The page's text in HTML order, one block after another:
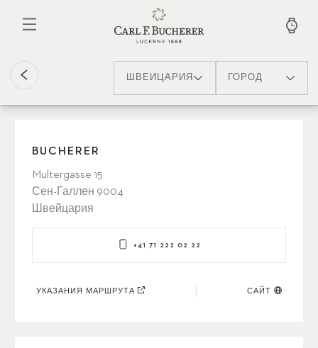
основному
ШВЕЙЦАРИЯ ГОРОД
BUCHERER
Multergasse 15
Сен-Галлен 9004
Швейцария
+41 71 222 02 22
УКАЗАНИЯ МАРШРУТА САЙТ